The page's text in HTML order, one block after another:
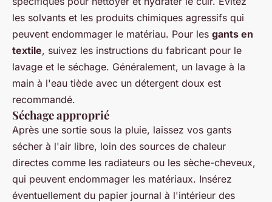
les solvants et les produits chimiques agressifs qui
peuvent endommager le matériau. Pour les gants en
textile, suivez les instructions du fabricant pour le
lavage et le séchage. Généralement, un lavage à la
main à l'eau tiède avec un détergent doux est
recommandé.
Séchage approprié
Après une sortie sous la pluie, laissez vos gants
sécher à l'air libre, loin des sources de chaleur
directes comme les radiateurs ou les sèche-cheveux,
qui peuvent endommager les matériaux. Insérez
éventuellement du papier journal à l'intérieur des